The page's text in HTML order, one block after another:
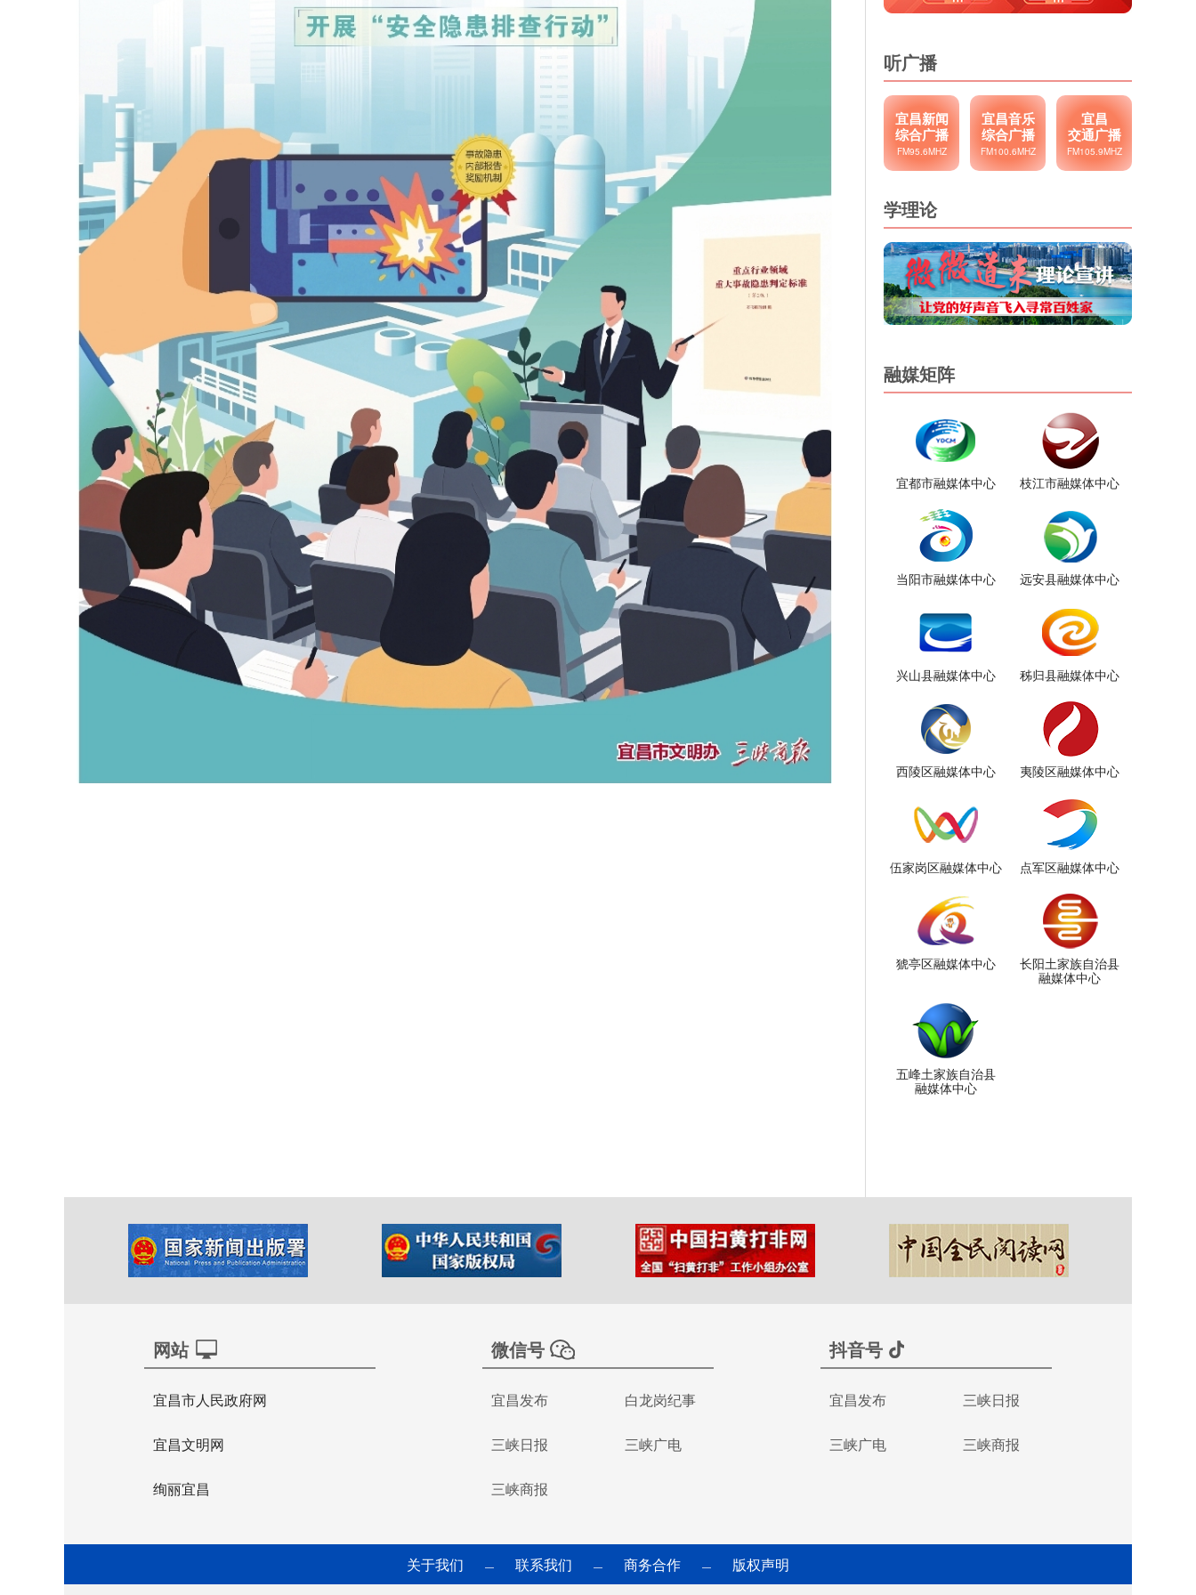
听广播
宜昌新闻
综合广播
FM95.6MHZ
宜昌音乐
综合广播
FM100.6MHZ
宜昌
交通广播
FM105.9MHZ
学理论
融媒矩阵
宜都市融媒体中心 枝江市融媒体中心
当阳市融媒体中心 远安县融媒体中心
兴山县融媒体中心 秭归县融媒体中心
西陵区融媒体中心 夷陵区融媒体中心
伍家岗区融媒体中心 点军区融媒体中心
猇亭区融媒体中心
长阳土家族自治县
融媒体中心
五峰土家族自治县
融媒体中心
网站
宜昌市人民政府网
宜昌文明网
绚丽宜昌
微信号
宜昌发布 白龙岗纪事
三峡日报 三峡广电
三峡商报
抖音号
宜昌发布 三峡日报
三峡广电 三峡商报
关于我们 — 联系我们 — 商务合作 — 版权声明